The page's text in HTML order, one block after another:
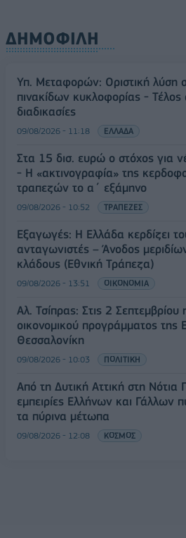
ΔΗΜΟΦΙΛΗ
Υπ. Μεταφορών: Οριστική λύση
πινακίδων κυκλοφορίας - Τέλος
διαδικασίες
09/08/2026 - 11:18 ΕΛΛΑΔΑ
Στα 15 δισ. ευρώ ο στόχος για
- Η «ακτινογραφία» της
τραπεζών το α΄ εξάμηνο
09/08/2026 - 10:52 ΤΡΑΠΕΖΕΣ
Εξαγωγές: Η Ελλάδα κερδίζει
ανταγωνιστές – Άνοδος
κλάδους (Εθνική Τράπεζα)
09/08/2026 - 13:51 ΟΙΚΟΝΟΜΙΑ
Αλ. Τσίπρας: Στις 2
οικονομικού προγράμματος της
Θεσσαλονίκη
09/08/2026 - 10:03 ΠΟΛΙΤΙΚΗ
Από τη Δυτική Αττική στη Νότια
εμπειρίες Ελλήνων και Γάλλων
τα πύρινα μέτωπα
09/08/2026 - 12:08 ΚΟΣΜΟΣ